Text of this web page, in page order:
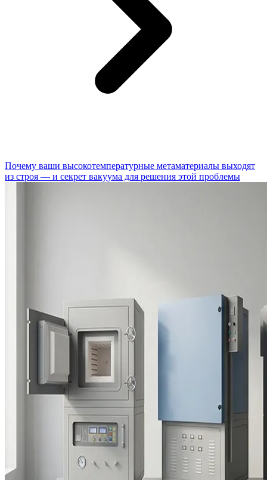
Почему ваши высокотемпературные метаматериалы выходят
из строя — и секрет вакуума для решения этой проблемы